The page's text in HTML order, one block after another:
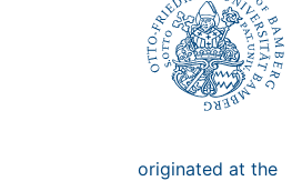
originated at the